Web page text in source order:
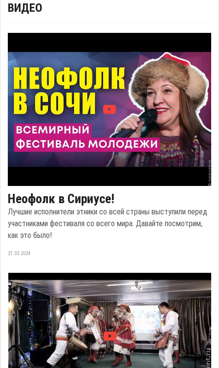
ВИДЕО
Неофолк в Сириусе!
Лучшие исполнители этники со всей страны выступили перед
участниками фестиваля со всего мира. Давайте посмотрим,
как это было!
21.03.2024